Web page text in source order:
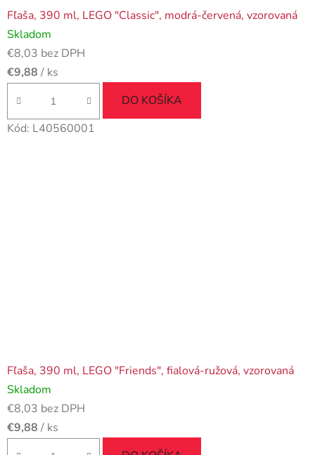
Fľaša, 390 ml, LEGO "Classic", modrá-červená, vzorovaná
Skladom
€8,03 bez DPH
€9,88 / ks
DO KOŠÍKA
Kód: L40560001
Fľaša, 390 ml, LEGO "Friends", fialová-ružová, vzorovaná
Skladom
€8,03 bez DPH
€9,88 / ks